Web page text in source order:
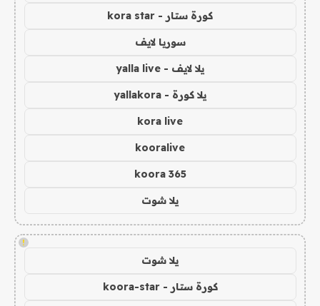
كورة ستار - kora star
سوريا لايف
يلا لايف - yalla live
يلا كورة - yallakora
kora live
kooralive
koora 365
يلا شوت
!
يلا شوت
كورة ستار - koora-star